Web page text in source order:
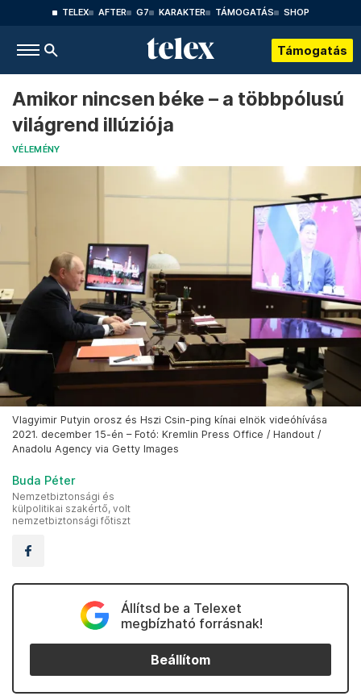
TELEX AFTER G7 KARAKTER TÁMOGATÁS SHOP
Támogatás
Amikor nincsen béke – a többpólusú
világrend illúziója
VÉLEMÉNY
Vlagyimir Putyin orosz és Hszi Csin-ping kínai elnök videóhívása
2021. december 15-én – Fotó: Kremlin Press Office / Handout /
Anadolu Agency via Getty Images
Buda Péter
Nemzetbiztonsági és
külpolitikai szakértő, volt
nemzetbiztonsági főtiszt
Állítsd be a Telexet
megbízható forrásnak!
Beállítom